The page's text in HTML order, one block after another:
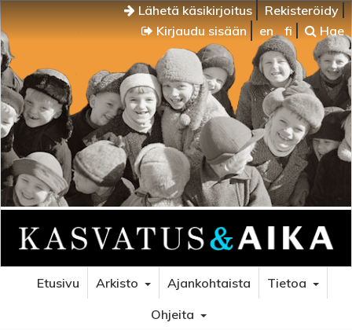
Lähetä käsikirjoitus
Rekisteröidy
Kirjaudu sisään
en fi Hae
Etusivu Arkisto Ajankohtaista
Tietoa
Ohjeita